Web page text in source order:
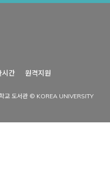
시간 원격지원
교 도서관 © KOREA UNIVERSITY
window